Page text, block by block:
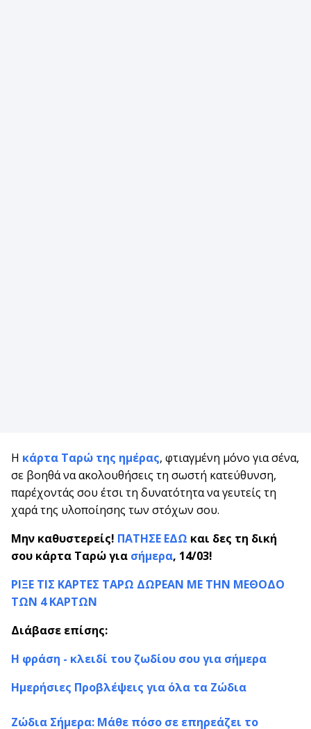
Η κάρτα Ταρώ της ημέρας, φτιαγμένη μόνο για σένα,
σε βοηθά να ακολουθήσεις τη σωστή κατεύθυνση,
παρέχοντάς σου έτσι τη δυνατότητα να γευτείς τη
χαρά της υλοποίησης των στόχων σου.
Μην καθυστερείς! ΠΑΤΗΣΕ ΕΔΩ και δες τη δική
σου κάρτα Ταρώ για σήμερα, 14/03!
ΡΙΞΕ ΤΙΣ ΚΑΡΤΕΣ ΤΑΡΩ ΔΩΡΕΑΝ ΜΕ ΤΗΝ ΜΕΘΟΔΟ
ΤΩΝ 4 ΚΑΡΤΩΝ
Διάβασε επίσης:
Η φράση - κλειδί του ζωδίου σου για σήμερα
Ημερήσιες Προβλέψεις για όλα τα Ζώδια
Ζώδια Σήμερα: Μάθε πόσο σε επηρεάζει το